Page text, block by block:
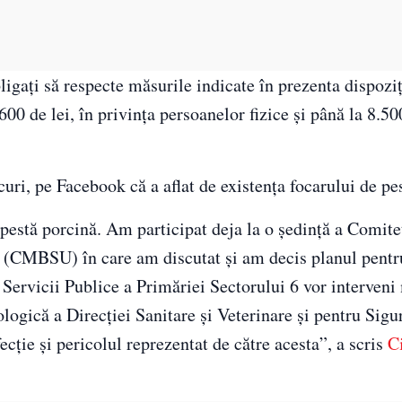
să respecte măsurile indicate în prezenta
de lei, în privința persoanelor fizice și până la
pe Facebook că a aflat de existența focarului de
porcină. Am participat deja la o şedinţă a
în care am discutat şi am decis planul
Publice a Primăriei Sectorului 6 vor interveni
a Direcţiei Sanitare şi Veterinare şi pentru
şi pericolul reprezentat de către acesta”, a scris